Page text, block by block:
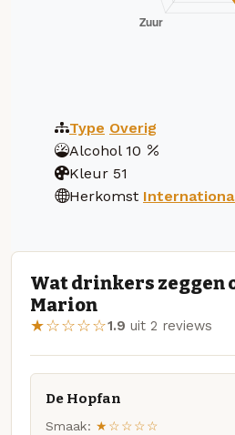
Type Overig
Alcohol 10
Kleur 51
Herkomst
Wat drinkers zeggen
Marion
★☆☆☆☆1.9 uit 2 reviews
De Hopfan
Smaak: ★☆☆☆☆